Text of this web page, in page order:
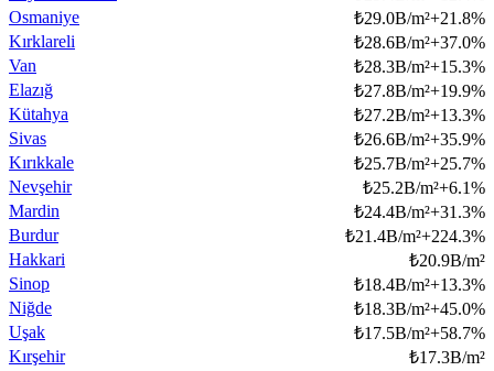
Osmaniye
₺29.0B/m²+21.8%
Kırklareli
₺28.6B/m²+37.0%
Van
₺28.3B/m²+15.3%
Elazığ
₺27.8B/m²+19.9%
Kütahya
₺27.2B/m²+13.3%
Sivas
₺26.6B/m²+35.9%
Kırıkkale
₺25.7B/m²+25.7%
Nevşehir
₺25.2B/m²+6.1%
Mardin
₺24.4B/m²+31.3%
Burdur
₺21.4B/m²+224.3%
Hakkari
₺20.9B/m²
Sinop
₺18.4B/m²+13.3%
Niğde
₺18.3B/m²+45.0%
Uşak
₺17.5B/m²+58.7%
Kırşehir
₺17.3B/m²